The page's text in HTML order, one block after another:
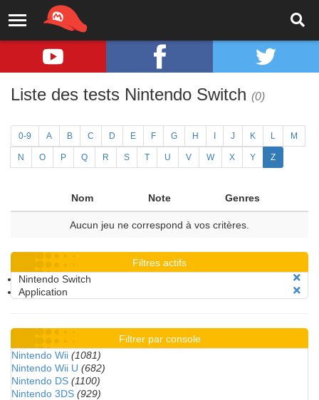
Liste des tests Nintendo Switch (0)
0-9 A B C D E F G H J K L M
N O P Q R S T U V W X Y Z
Nom Note Genres
Aucun jeu ne correspond à vos critères.
Filtres actifs
Nintendo Switch
Application
Filtrer par console
Nintendo Wii (1081)
Nintendo Wii U (682)
Nintendo DS (1100)
Nintendo 3DS (929)